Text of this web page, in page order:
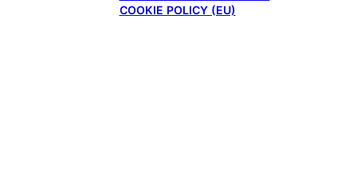
COOKIE POLICY (EU)